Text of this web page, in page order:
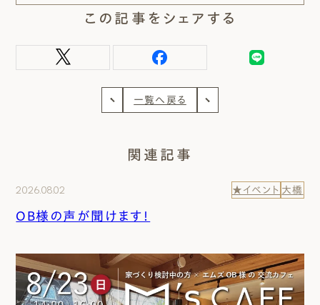
この記事をシェアする
一覧へ戻る
関連記事
2026.08.02 ★イベント 大橋
OB様の声が聞けます！